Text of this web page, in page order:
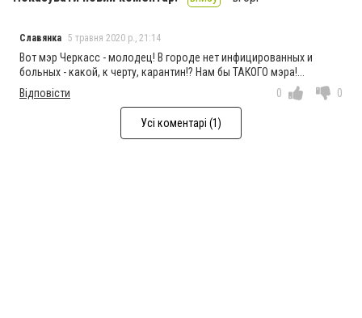
Славянка 5 травня 2020 р., 21:14
Вот мэр Черкасс - молодец! В городе нет инфицированных и
больных - какой, к черту, карантин!? Нам бы ТАКОГО мэра!...
Відповісти
0 0
Усі коментарі (1)